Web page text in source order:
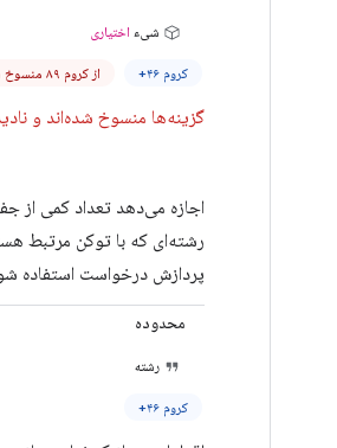
شیء اختیاری
کروم ۴۶+ از کروم ۸۹ منسوخ شده است
گزینه‌ها منسوخ شده‌اند و
اجازه می‌دهد تعداد کمی از
رشته‌ای که با توکن مرتبط
پردازش درخواست استفاده
محدوده
رشته
کروم ۴۶+